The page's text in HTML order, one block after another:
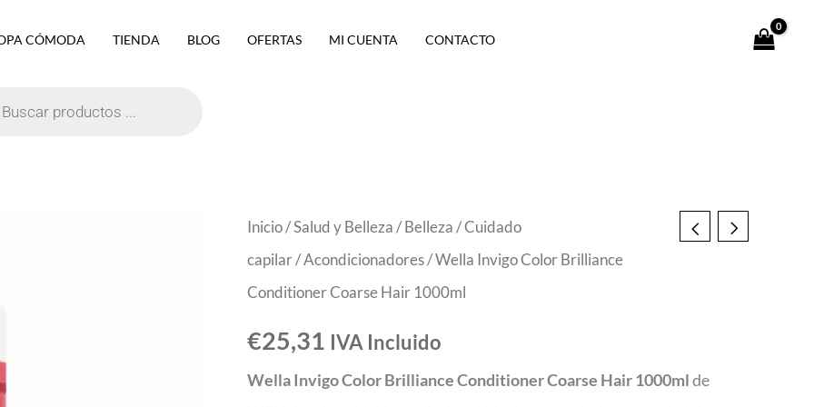
CÓMODA TIENDA BLOG OFERTAS MI CUENTA CONTACTO
Inicio/Salud y Belleza / Belleza /Cuidado
capilar/Acondicionadores/ Wella Invigo Color Brilliance
Conditioner Coarse Hair 1000ml
€25,31 IVA Incluido
Wella Invigo Color Brilliance Conditioner Coarse Hair 1000mlde
Wella
Invigo
Color
Conditioner
Coarse